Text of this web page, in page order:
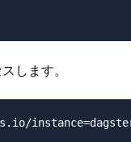
します。